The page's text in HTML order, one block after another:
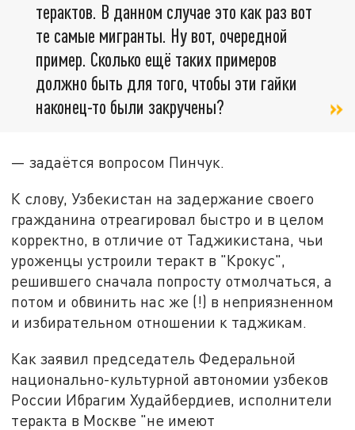
терактов. В данном случае это как раз вот
те самые мигранты. Ну вот, очередной
пример. Сколько ещё таких примеров
должно быть для того, чтобы эти гайки
наконец-то были закручены?
— задаётся вопросом Пинчук.
К слову, Узбекистан на задержание своего
гражданина отреагировал быстро и в целом
корректно, в отличие от Таджикистана, чьи
уроженцы устроили теракт в "Крокус",
решившего сначала попросту отмолчаться, а
потом и обвинить нас же (!) в неприязненном
и избирательном отношении к таджикам.
Как заявил председатель Федеральной
национально-культурной автономии узбеков
России Ибрагим Худайбердиев, исполнители
теракта в Москве "не имеют